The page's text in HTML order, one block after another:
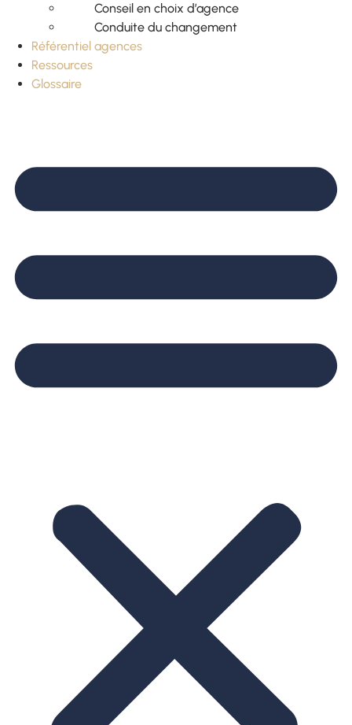
Conseil en choix d’agence
Conduite du changement
Référentiel agences
Ressources
Glossaire